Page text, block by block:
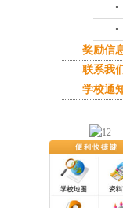
奖励信
联系我
学校通